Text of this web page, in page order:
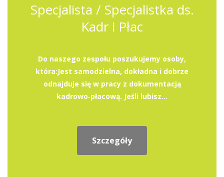
Specjalista / Specjalistka ds.
Kadr i Płac
Do naszego zespołu poszukujemy osoby,
która:Jest samodzielna, dokładna i dobrze
odnajduje się w pracy z dokumentacją
kadrowo‑płacową. Jeśli lubisz...
Szczegóły